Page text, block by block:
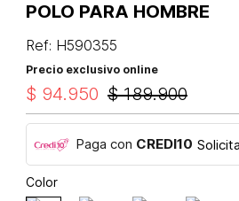
POLO PARA HOMBRE
Ref: H590355
Precio exclusivo online
$ 189.900
$ 94.950
Paga con CREDI10
Color